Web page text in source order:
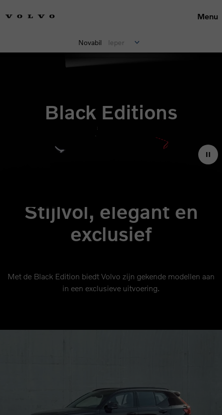
Menu
Novabil Ieper
Black Editions
Stijlvol, elegant en
exclusief
Met de Black Edition biedt Volvo zijn gekende modellen aan
in een exclusieve uitvoering.